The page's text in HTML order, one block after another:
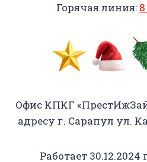
Горячая линия:
Офис КПКГ
адресу г. Сарапул ул.
Работает 30.12.2024